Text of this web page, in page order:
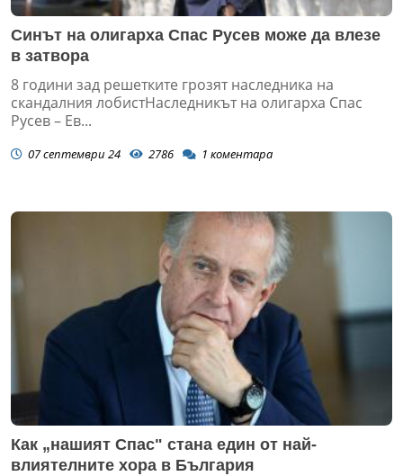
Синът на олигарха Спас Русев може да влезе
в затвора
8 години зад решетките грозят наследника на
скандалния лобистНаследникът на олигарха Спас
Русев – Ев...
07 септември 24 2786 1 коментара
Как „нашият Спас" стана един от най-
влиятелните хора в България